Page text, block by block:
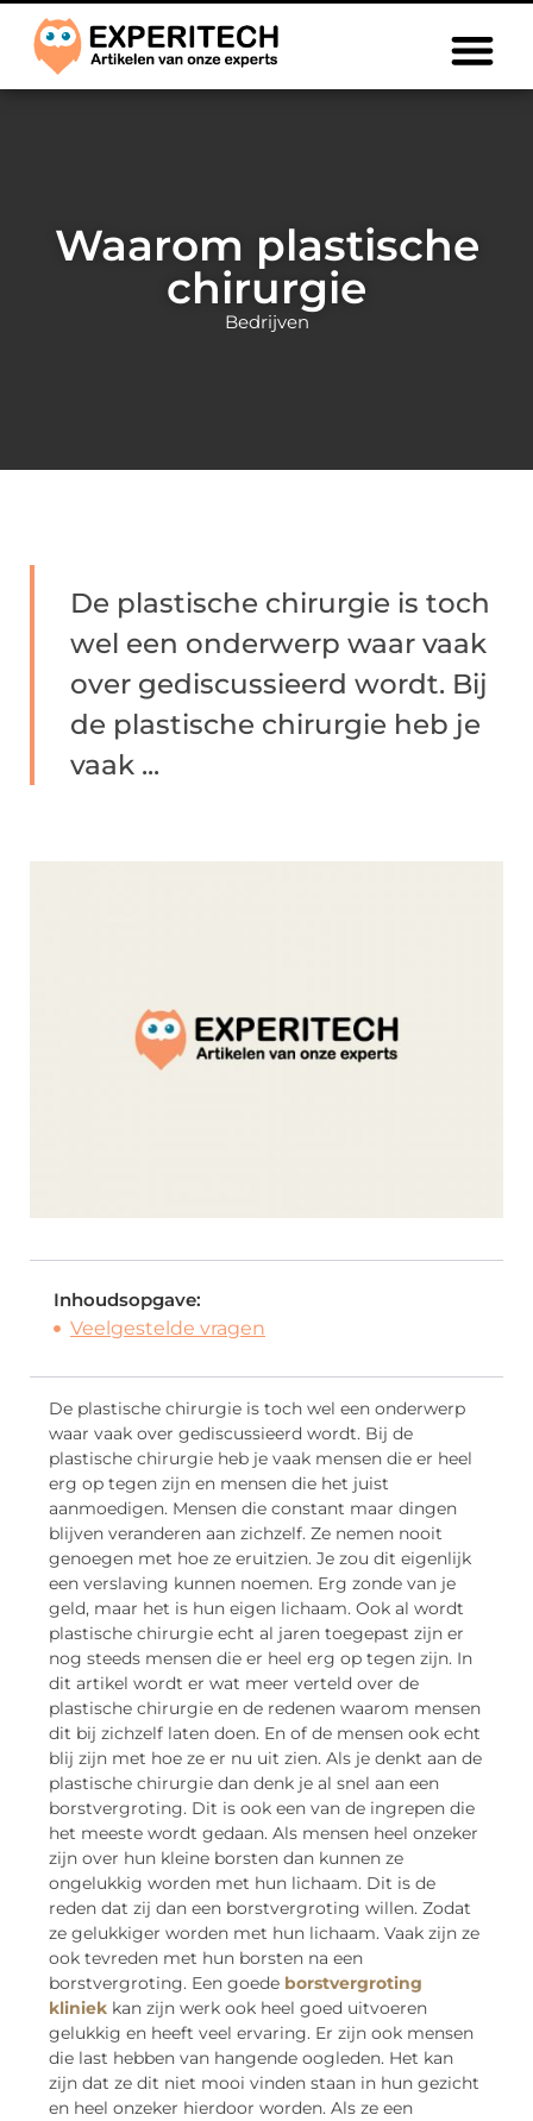
Waarom plastische
chirurgie
Bedrijven
De plastische chirurgie is toch
wel een onderwerp waar vaak
over gediscussieerd wordt. Bij
de plastische chirurgie heb je
vaak ...
Inhoudsopgave:
Veelgestelde vragen
De plastische chirurgie is toch wel een onderwerp
waar vaak over gediscussieerd wordt. Bij de
plastische chirurgie heb je vaak mensen die er heel
erg op tegen zijn en mensen die het juist
aanmoedigen. Mensen die constant maar dingen
blijven veranderen aan zichzelf. Ze nemen nooit
genoegen met hoe ze eruitzien. Je zou dit eigenlijk
een verslaving kunnen noemen. Erg zonde van je
geld, maar het is hun eigen lichaam. Ook al wordt
plastische chirurgie echt al jaren toegepast zijn er
nog steeds mensen die er heel erg op tegen zijn. In
dit artikel wordt er wat meer verteld over de
plastische chirurgie en de redenen waarom mensen
dit bij zichzelf laten doen. En of de mensen ook echt
blij zijn met hoe ze er nu uit zien. Als je denkt aan de
plastische chirurgie dan denk je al snel aan een
borstvergroting. Dit is ook een van de ingrepen die
het meeste wordt gedaan. Als mensen heel onzeker
zijn over hun kleine borsten dan kunnen ze
ongelukkig worden met hun lichaam. Dit is de
reden dat zij dan een borstvergroting willen. Zodat
ze gelukkiger worden met hun lichaam. Vaak zijn ze
ook tevreden met hun borsten na een
borstvergroting. Een goede borstvergroting
kliniek kan zijn werk ook heel goed uitvoeren
gelukkig en heeft veel ervaring. Er zijn ook mensen
die last hebben van hangende oogleden. Het kan
zijn dat ze dit niet mooi vinden staan in hun gezicht
en heel onzeker hierdoor worden. Als ze een